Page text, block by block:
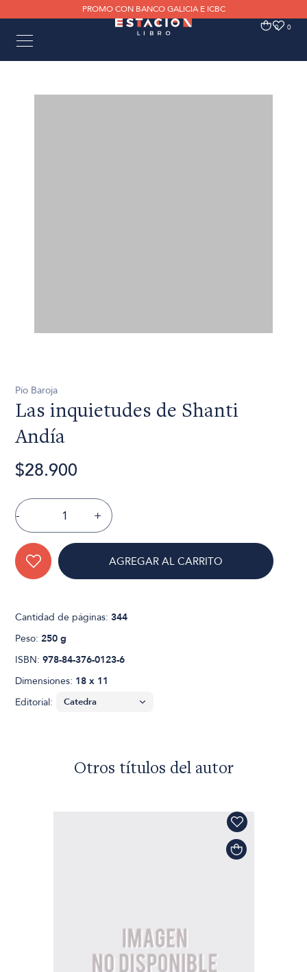
PROMO CON BANCO GALICIA E ICBC
0 0
Pío Baroja
Las inquietudes de Shanti
Andía
$28.900
- +
AGREGAR AL CARRITO
Cantidad de páginas:344
Peso:250 g
ISBN:978-84-376-0123-6
Dimensiones: 18 x 11
Editorial:
Otros títulos del autor